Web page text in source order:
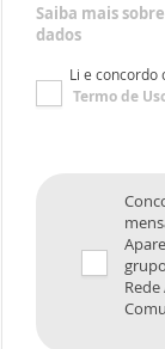
Saiba mais
dados
Li e concordo
Termo de